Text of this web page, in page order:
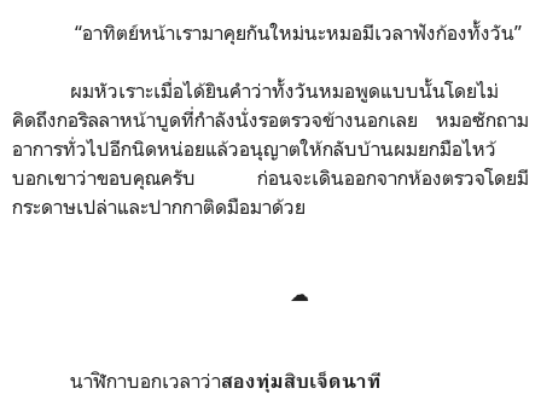
“อาทิตย์หน้าเรามาคุยกันใหม่นะหมอมีเวลาฟังก้องทั้งวัน”
ผมหัวเราะเมื่อได้ยินคำว่าทั้งวันหมอพูดแบบนั้นโดยไม่
คิดถึงกอริลลาหน้าบูดที่กำลังนั่งรอตรวจข้างนอกเลย หมอซักถาม
อาการทั่วไปอีกนิดหน่อยแล้วอนุญาตให้กลับบ้านผมยกมือไหว้
บอกเขาว่าขอบคุณครับ ก่อนจะเดินออกจากห้องตรวจโดยมี
กระดาษเปล่าและปากกาติดมือมาด้วย
☁
นาฬิกาบอกเวลาว่าสองทุ่มสิบเจ็ดนาที